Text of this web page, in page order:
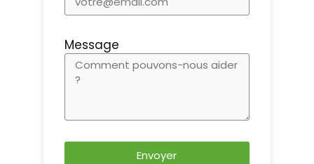
Message
Envoyer